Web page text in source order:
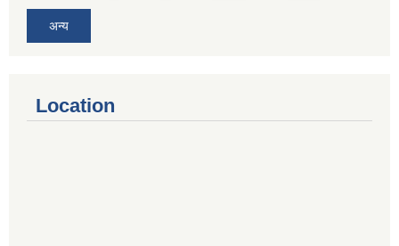
अन्य
Location